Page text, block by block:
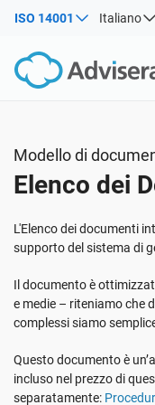
ISO 14001 Italiano
ISO 27001
NIS2
DORA
ISO 42001
Risorse gratuite
Per tipo
Da dove cominciare
Altro
Settori
Consulenti
Aziende IT e SaaS
Chi Siamo
Contattaci
Modello di
Elenco dei
L'Elenco dei documenti
supporto del sistema di
Il documento è
e medie – riteniamo che
complessi siamo
Questo documento è
incluso nel prezzo di
separatamente: